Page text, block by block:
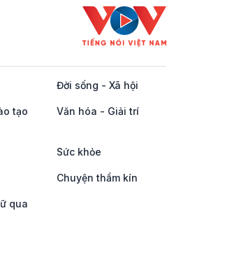
Đời sống - Xã hội
tạo Văn hóa - Giải trí
Sức khỏe
Chuyện thầm kín
qua